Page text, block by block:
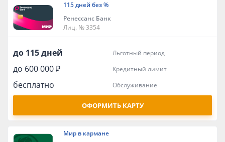
115 дней без %
Ренессанс Банк
Лиц. № 3354
до 115 дней льготный период
до 600 000 ₽ кредитный лимит
бесплатно обслуживание
ОФОРМИТЬ КАРТУ
Мир в кармане